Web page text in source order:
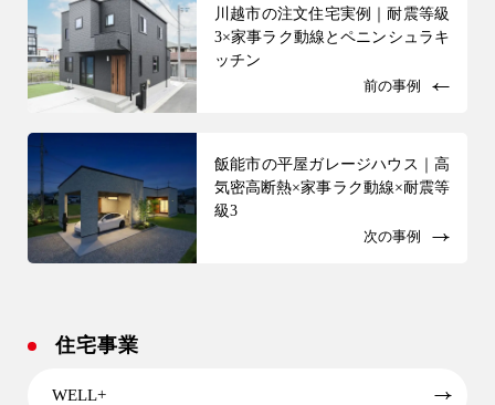
川越市の注文住宅実例｜耐震等級
3×家事ラク動線とペニンシュラキ
ッチン
前の事例
飯能市の平屋ガレージハウス｜高
気密高断熱×家事ラク動線×耐震等
級3
次の事例
住宅事業
WELL+